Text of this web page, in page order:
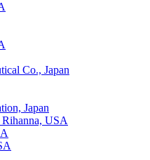
Co., Japan
Japan
USA